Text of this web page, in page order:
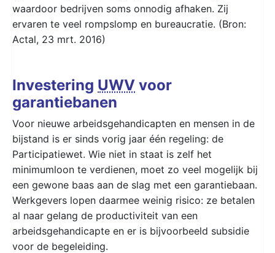
waardoor bedrijven soms onnodig afhaken. Zij
ervaren te veel rompslomp en bureaucratie. (Bron:
Actal, 23 mrt. 2016)
Investering UWV voor
garantiebanen
Voor nieuwe arbeidsgehandicapten en mensen in de
bijstand is er sinds vorig jaar één regeling: de
Participatiewet. Wie niet in staat is zelf het
minimumloon te verdienen, moet zo veel mogelijk bij
een gewone baas aan de slag met een garantiebaan.
Werkgevers lopen daarmee weinig risico: ze betalen
al naar gelang de productiviteit van een
arbeidsgehandicapte en er is bijvoorbeeld subsidie
voor de begeleiding.